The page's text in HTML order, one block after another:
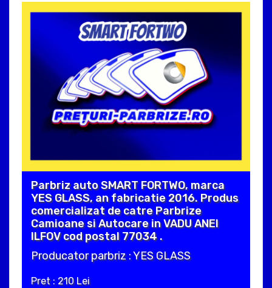
Parbriz auto SMART FORTWO, marca
YES GLASS, an fabricatie 2016. Produs
comercializat de catre Parbrize
Camioane si Autocare in VADU ANEI
ILFOV cod postal 77034 .
Producator parbriz : YES GLASS
Pret : 210 Lei